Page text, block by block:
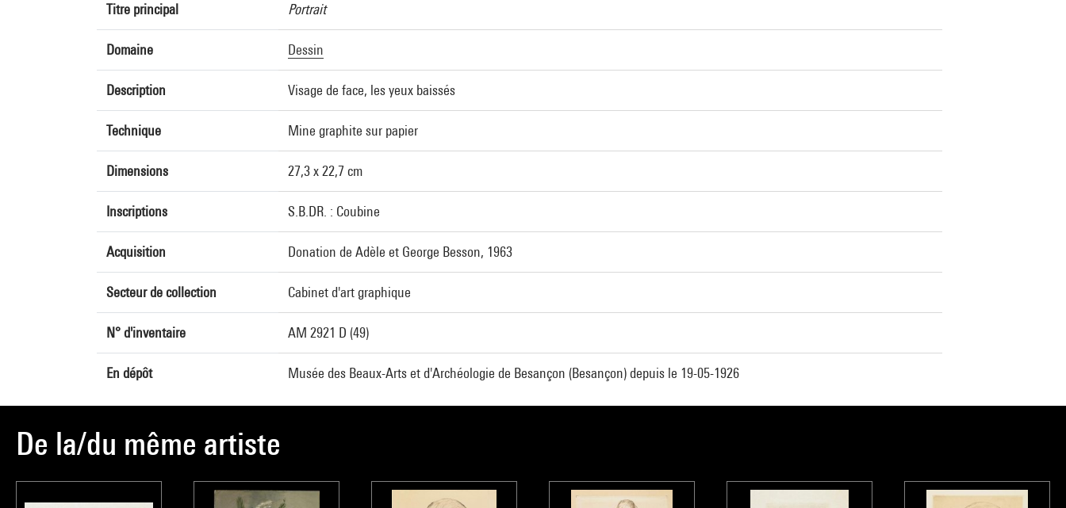
Titre principal Portrait
Domaine Dessin
Description Visage de face, les yeux baissés
Technique Mine graphite sur papier
Dimensions 27,3 x 22,7 cm
Inscriptions S.B.DR. : Coubine
Acquisition Donation de Adèle et George Besson, 1963
Secteur de collection Cabinet d'art graphique
N° d'inventaire AM 2921 D (49)
En dépôt Musée des Beaux-Arts et d'Archéologie de Besançon (Besançon) depuis le 19-05-1926
De la/du même artiste